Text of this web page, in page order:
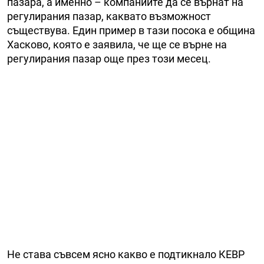
регулирания пазар, каквато възможност
съществува. Един пример в тази посока е община
Хасково, която е заявила, че ще се върне на
регулирания пазар още през този месец.
Не става съвсем ясно какво е подтикнало КЕВР